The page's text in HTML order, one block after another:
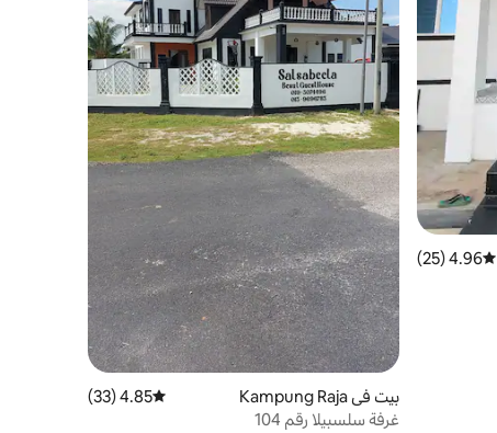
متوسط التقييم 4.96 من 5، 25 مراجعات
4.96 (25)
بيت في Kampung Raja متوسط التقييم 4.85 من 5، 33 مراجعات
4.85 (33)
غرفة سلسبيلا رقم 104